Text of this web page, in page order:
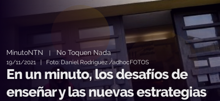
MinutoNTN No Toquen Nada
19/11/2021 | Foto: Daniel Rodriguez /adhocFOTOS
En un minuto, los desafíos de
enseñar y las nuevas estrategias